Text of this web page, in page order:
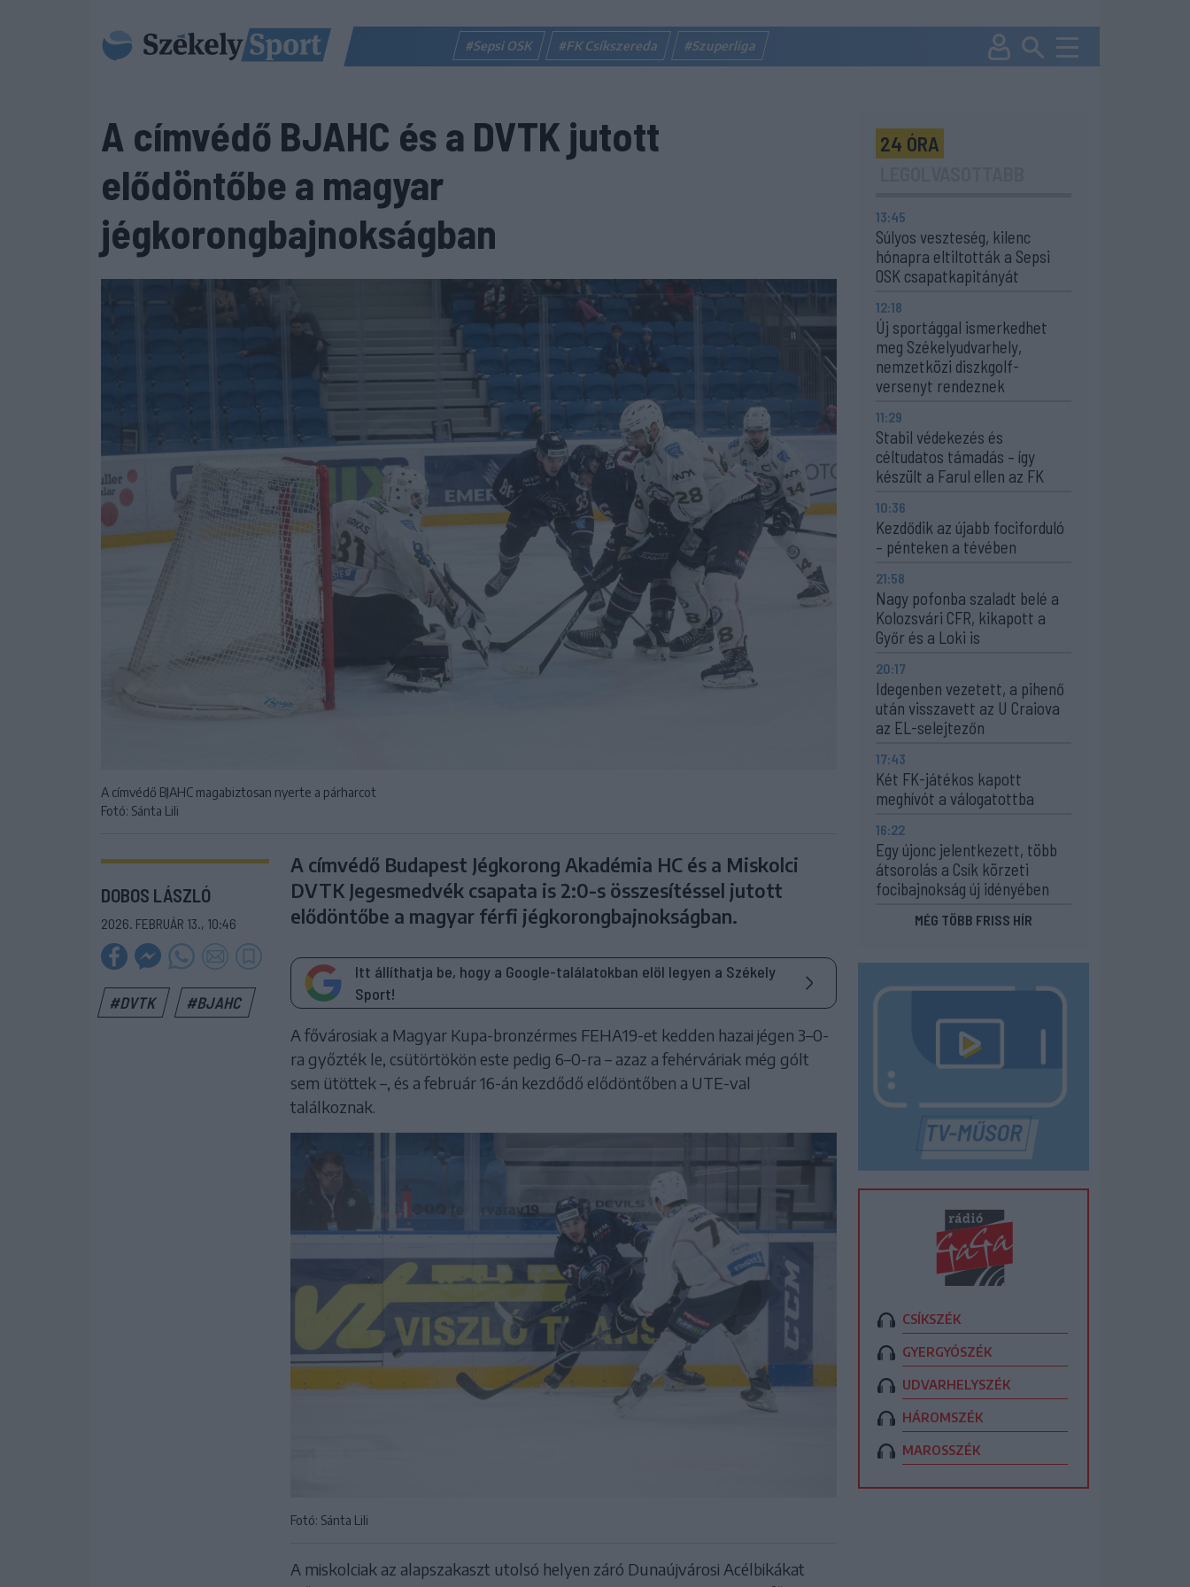
#Sepsi OSK #FK Csíkszereda #Szuperliga
A címvédő BJAHC és a DVTK jutott
elődöntőbe a magyar
jégkorongbajnokságban
A címvédő BJAHC magabiztosan nyerte a párharcot
Fotó: Sánta Lili
DOBOS LÁSZLÓ
2026. FEBRUÁR 13., 10:46
#DVTK #BJAHC
A címvédő Budapest Jégkorong Akadémia HC és a Miskolci
DVTK Jegesmedvék csapata is 2:0-s összesítéssel jutott
elődöntőbe a magyar férfi jégkorongbajnokságban.
Itt állíthatja be, hogy a Google-találatokban elöl legyen a Székely
Sport!
A fővárosiak a Magyar Kupa-bronzérmes FEHA19-et kedden hazai jégen 3–0-
ra győzték le, csütörtökön este pedig 6–0-ra – azaz a fehérváriak még gólt
sem ütöttek –, és a február 16-án kezdődő elődöntőben a UTE-val
találkoznak.
Fotó: Sánta Lili
A miskolciak az alapszakaszt utolsó helyen záró Dunaújvárosi Acélbikákat
24 ÓRA
13:45
Súlyos veszteség, kilenc
hónapra eltiltották a Sepsi
OSK csapatkapitányát
12:18
Új sportággal ismerkedhet
meg Székelyudvarhely,
nemzetközi diszkgolf-
versenyt rendeznek
11:29
Stabil védekezés és
céltudatos támadás – így
készült a Farul ellen az FK
10:36
Kezdődik az újabb fociforduló
– pénteken a tévében
21:58
Nagy pofonba szaladt belé a
Kolozsvári CFR, kikapott a
Győr és a Loki is
20:17
Idegenben vezetett, a pihenő
után visszavett az U Craiova
az EL-selejtezőn
17:43
Két FK-játékos kapott
meghívót a válogatottba
16:22
Egy újonc jelentkezett, több
átsorolás a Csík körzeti
focibajnokság új idényében
MÉG TÖBB FRISS HÍR
CSÍKSZÉK
GYERGYÓSZÉK
UDVARHELYSZÉK
HÁROMSZÉK
MAROSSZÉK